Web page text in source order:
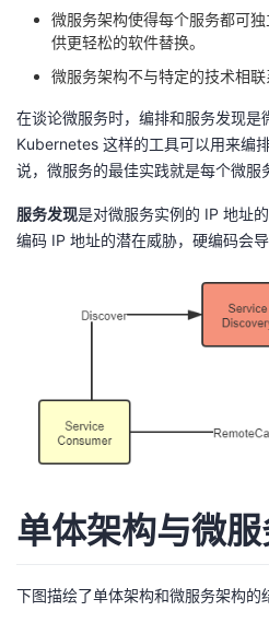
我
课
程
的
认
证
我
的
实
我
的
术
支
持
云
声
建
微服务架构使得每个服务都可
供更轻松的软件替换。
微服务架构不与特定的技术相联
在谈论微服务时，编排和服务发现是
Kubernetes 这样的工具可以用来编
说，微服务的最佳实践就是每个微服
服务发现是对微服务实例的 IP 地址
编码 IP 地址的潜在威胁，硬编码会
单体架构与微
下图描绘了单体架构和微服务架构的